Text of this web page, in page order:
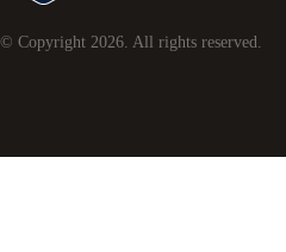
© Copyright 2026. All rights reserved.